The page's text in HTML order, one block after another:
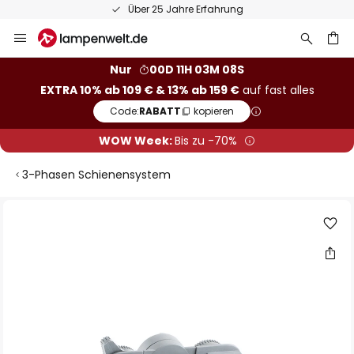
Über 25 Jahre Erfahrung
Inhalt
Nur
00D 11H 03M 07S
EXTRA 10% ab 109 € & 13% ab 159 €auf fast alles
Code:RABATT kopieren
WOW Week:Bis zu -70%
3-Phasen Schienensystem